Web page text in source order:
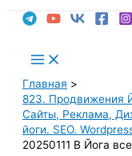
Main
Menu
Главная
823. Продвижения
Сайты, Реклама,
йоги. SEO.
20250111 В Йога